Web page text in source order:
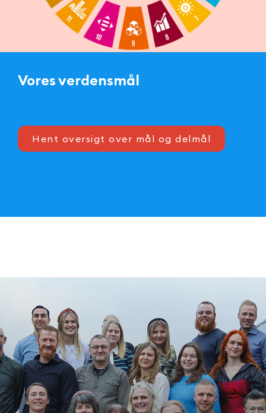
Vores verdensmål
Hent oversigt over mål og delmål